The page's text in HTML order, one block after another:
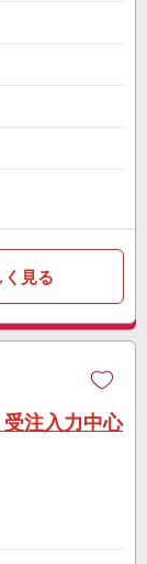
く見る
注入力中心